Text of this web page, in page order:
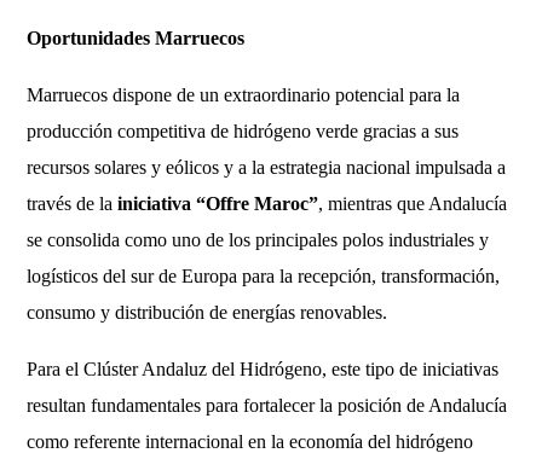
Oportunidades Marruecos
Marruecos dispone de un extraordinario potencial para la
producción competitiva de hidrógeno verde gracias a sus
recursos solares y eólicos y a la estrategia nacional impulsada a
través de la iniciativa “Offre Maroc”, mientras que Andalucía
se consolida como uno de los principales polos industriales y
logísticos del sur de Europa para la recepción, transformación,
consumo y distribución de energías renovables.
Para el Clúster Andaluz del Hidrógeno, este tipo de iniciativas
resultan fundamentales para fortalecer la posición de Andalucía
como referente internacional en la economía del hidrógeno